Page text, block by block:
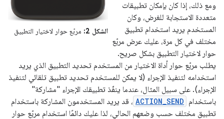
الشكل 2: مربّع حوار لاختيار التطبيق
ومع ذلك، إذا كان بإمكان تطبيقات
متعددة الاستجابة للغرض، وكان
المستخدم يريد استخدام تطبيق
مختلف في كل مرة، عليك عرض مربّع
حوار لاختيار التطبيق بشكل صريح.
يطلب مربّع حوار أداة الاختيار من المستخدم تحديد التطبيق الذي يريد
استخدامه لتنفيذ الإجراء (لا يمكن للمستخدم تحديد تطبيق تلقائي لتنفيذ
الإجراء). على سبيل المثال، عندما ينفّذ تطبيقك الإجراء "مشاركة"
باستخدام ACTION_SEND ، قد يريد المستخدمون المشاركة باستخدام
تطبيق مختلف حسب وضعهم الحالي، لذا عليك دائمًا استخدام مربّع حوار